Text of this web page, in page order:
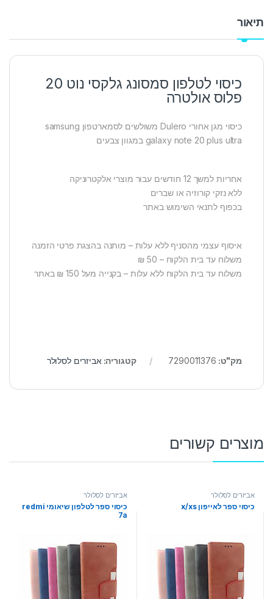
תיאור
כיסוי לטלפון סמסונג גלקסי נוט 20
פלוס אולטרה
כיסוי מגן אחורי Dulero משולשים לסמארטפון samsung
galaxy note 20 plus ultra במגוון צבעים
אחריות למשך 12 חודשים עבור מוצרי אלקטרוניקה
ללא נזקי קורוזיה או שברים
בכפוף לתנאי השימוש באתר
איסוף עצמי מהסניף ללא עלות – מותנה בהצגת פרטי הזמנה
משלוח עד בית הלקוח – 50 ₪
משלוח עד בית הלקוח ללא עלות – בקנייה מעל 150 ₪ באתר
מק"ט: 7290011376 קטגוריה: אביזרים לסלולר
מוצרים קשורים
אביזרים לסלולר
כיסוי ספר לאייפון x/xs
אביזרים לסלולר
כיסוי ספר לטלפון שיאומי redmi
7a